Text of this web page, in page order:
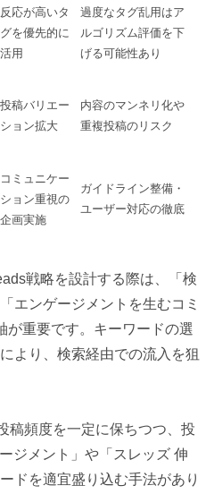
反応が高いタ
グを優先的に
活用
過度なタグ乱用はア
ルゴリズム評価を下
げる可能性あり
投稿バリエー
ション拡大
内容のマンネリ化や
重複投稿のリスク
コミュニケー
ション重視の
企画実施
ガイドライン整備・
ユーザー対応の徹底
戦略を設計する際は、「検
エンゲージメントを生むコミ
が重要です。キーワードの選
より、検索経由での流入を狙
稿頻度を一定に保ちつつ、投
ジメント」や「スレッズ 伸
ドを適宜盛り込む手法があり